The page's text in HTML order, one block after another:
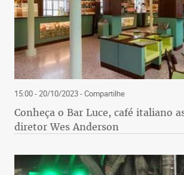
15:00 - 20/10/2023- Compartilhe
Conheça o Bar Luce, café italiano
diretor Wes Anderson